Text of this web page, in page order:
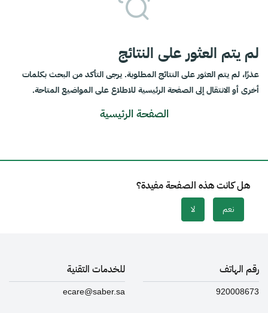
لم يتم العثور على النتائج
عذرًا، لم يتم العثور على النتائج المطلوبة. يرجى التأكد من البحث بكلمات
أخرى أو الانتقال إلى الصفحة الرئيسية للاطلاع على المواضيع المتاحة.
الصفحة الرئيسية
هل كانت هذه الصفحة مفيدة؟
نعم لا
رقم الهاتف
920008673
للخدمات التقنية
ecare@saber.sa